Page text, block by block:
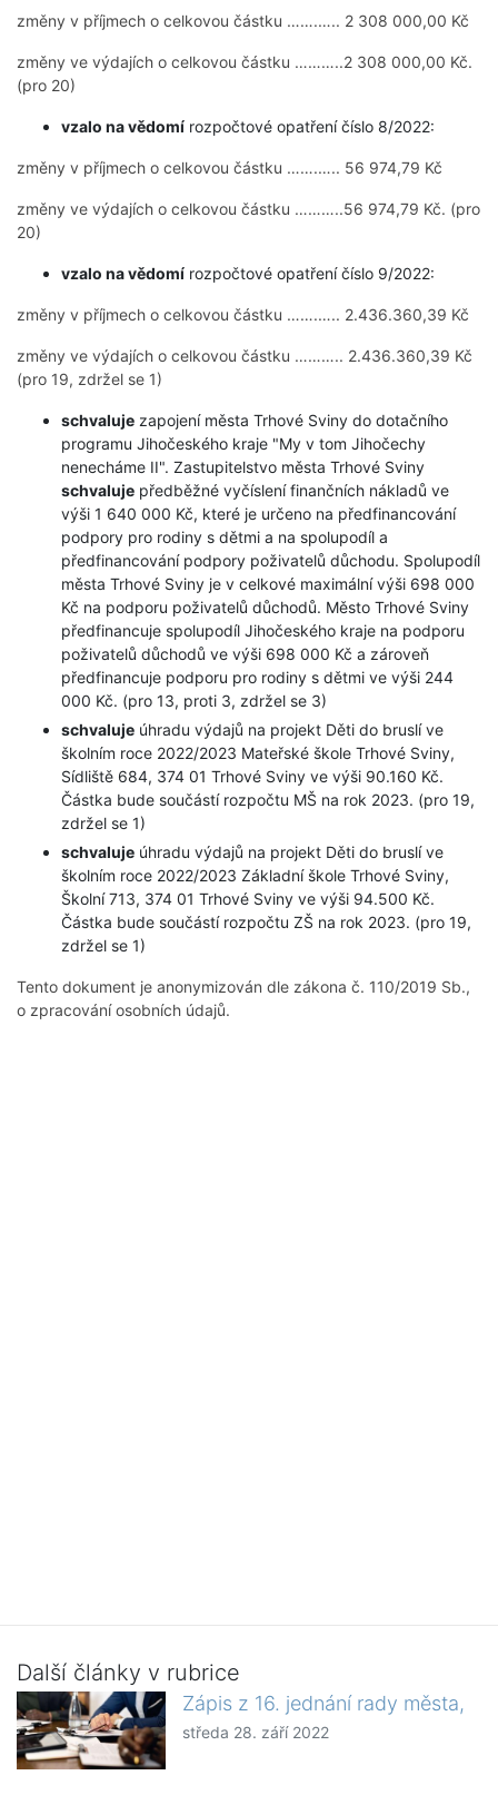
změny v příjmech o celkovou částku …….….. 2 308 000,00 Kč
změny ve výdajích o celkovou částku ………..2 308 000,00 Kč.
(pro 20)
vzalo na vědomí rozpočtové opatření číslo 8/2022:
změny v příjmech o celkovou částku …….….. 56 974,79 Kč
změny ve výdajích o celkovou částku ………..56 974,79 Kč. (pro
20)
vzalo na vědomí rozpočtové opatření číslo 9/2022:
změny v příjmech o celkovou částku …….….. 2.436.360,39 Kč
změny ve výdajích o celkovou částku ……….. 2.436.360,39 Kč
(pro 19, zdržel se 1)
schvaluje zapojení města Trhové Sviny do dotačního
programu Jihočeského kraje "My v tom Jihočechy
nenecháme II". Zastupitelstvo města Trhové Sviny
schvaluje předběžné vyčíslení finančních nákladů ve
výši 1 640 000 Kč, které je určeno na předfinancování
podpory pro rodiny s dětmi a na spolupodíl a
předfinancování podpory poživatelů důchodu. Spolupodíl
města Trhové Sviny je v celkové maximální výši 698 000
Kč na podporu poživatelů důchodů. Město Trhové Sviny
předfinancuje spolupodíl Jihočeského kraje na podporu
poživatelů důchodů ve výši 698 000 Kč a zároveň
předfinancuje podporu pro rodiny s dětmi ve výši 244
000 Kč. (pro 13, proti 3, zdržel se 3)
schvaluje úhradu výdajů na projekt Děti do bruslí ve
školním roce 2022/2023 Mateřské škole Trhové Sviny,
Sídliště 684, 374 01 Trhové Sviny ve výši 90.160 Kč.
Částka bude součástí rozpočtu MŠ na rok 2023. (pro 19,
zdržel se 1)
schvaluje úhradu výdajů na projekt Děti do bruslí ve
školním roce 2022/2023 Základní škole Trhové Sviny,
Školní 713, 374 01 Trhové Sviny ve výši 94.500 Kč.
Částka bude součástí rozpočtu ZŠ na rok 2023. (pro 19,
zdržel se 1)
Tento dokument je anonymizován dle zákona č. 110/2019 Sb.,
o zpracování osobních údajů.
Další články v rubrice
Zápis z 16. jednání rady města,
středa 28. září 2022